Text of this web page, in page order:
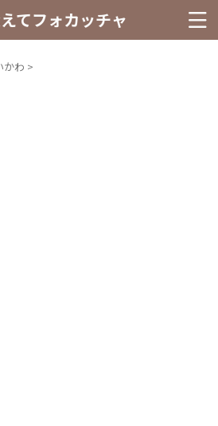
てフォカッチャ
かわ >